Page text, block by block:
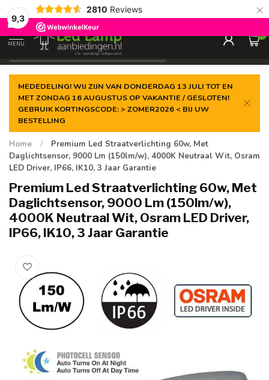
9,3
2810 Reviews ×
Gegarandeerde delaagste prijs
MENU
0
MEDEDELING! WIJ ZIJN VAN DONDERDAG 13 JULI TOT EN
MET ZONDAG 16 AUGUSTUS OP VAKANTIE / GESLOTEN!
GEBRUIK KORTINGSCODE: > ZOMER2026 < BIJ UW
BESTELLING
Home /
Premium Led Straatverlichting 60w, Met
Daglichtsensor, 9000 Lm (150lm/w), 4000K Neutraal Wit, Osram
LED Driver, IP66, IK10, 3 Jaar Garantie
Premium Led Straatverlichting 60w, Met
Daglichtsensor, 9000 Lm (150lm/w),
4000K Neutraal Wit, Osram LED Driver,
IP66, IK10, 3 Jaar Garantie